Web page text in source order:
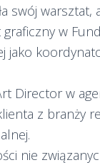
swój warsztat,
w
jako
Director w
z branży
nie